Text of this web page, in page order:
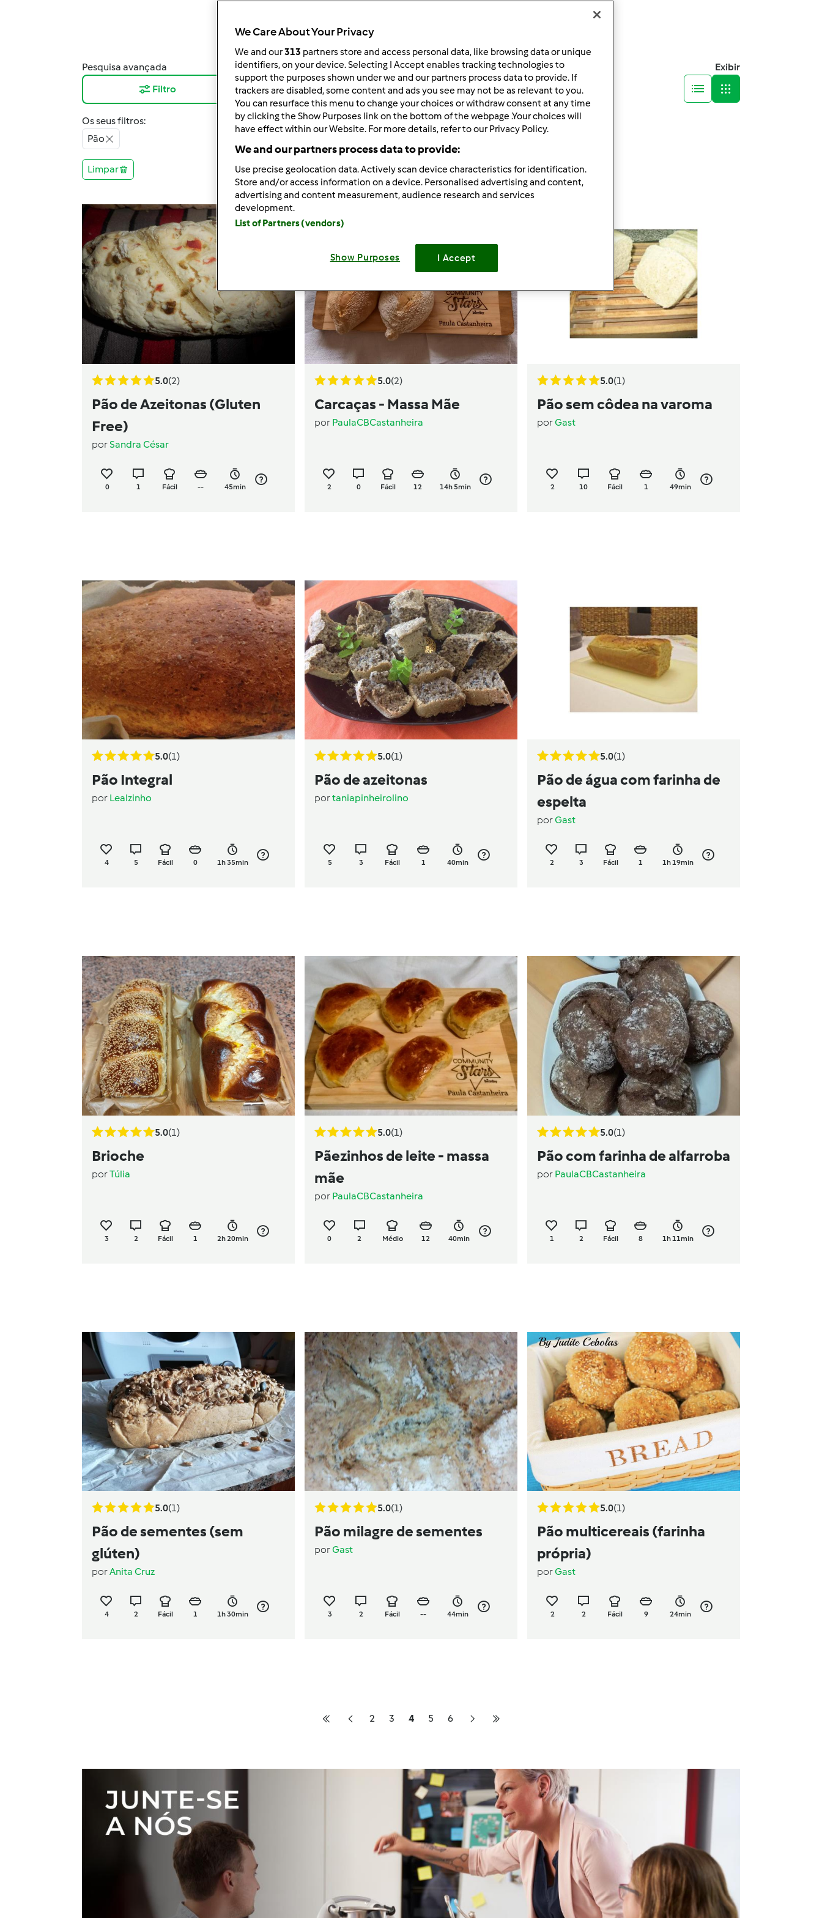
Pesquisa avançada
Filtro
Resultados por página:
12
Ordenar por:
Predefinido
Exibir
Os seus filtros:
Pão
Limpar
5.0(2)
Pão de Azeitonas (Gluten
Free)
porSandra César
0 1 Fácil -- 45min
5.0(2)
Carcaças - Massa Mãe
por PaulaCBCastanheira
2 0 Fácil 12 14h 5min
5.0(1)
Pão sem côdea na varoma
porGast
2 10 Fácil 1 49min
5.0(1)
Pão Integral
por Lealzinho
4 5 Fácil 0 1h 35min
5.0(1)
Pão de azeitonas
portaniapinheirolino
5 3 Fácil 1 40min
5.0(1)
Pão de água com farinha de
espelta
porGast
2 3 Fácil 1 1h 19min
5.0(1)
Brioche
porTúlia
3 2 Fácil 1 2h 20min
5.0(1)
Pãezinhos de leite - massa
mãe
por PaulaCBCastanheira
0 2 Médio 12 40min
5.0(1)
Pão com farinha de alfarroba
por PaulaCBCastanheira
1 2 Fácil 8 1h 11min
5.0(1)
Pão de sementes (sem
glúten)
porAnita Cruz
4 2 Fácil 1 1h 30min
5.0(1)
Pão milagre de sementes
porGast
3 2 Fácil -- 44min
5.0(1)
Pão multicereais (farinha
própria)
porGast
2 2 Fácil 9 24min
2 3 4 5 6
We Care About Your Privacy
We and our313 partners store and access personal data, like browsing data or unique
identifiers, on your device. Selecting I Accept enables tracking technologies to
support the purposes shown under we and our partners process data to provide. If
trackers are disabled, some content and ads you see may not be as relevant to you.
You can resurface this menu to change your choices or withdraw consent at any time
by clicking the Show Purposes link on the bottom of the webpage .Your choices will
have effect within our Website. For more details, refer to our Privacy Policy.
We and our partners process data to provide:
Use precise geolocation data. Actively scan device characteristics for identification.
Store and/or access information on a device. Personalised advertising and content,
advertising and content measurement, audience research and services
development.
List of Partners (vendors)
Show Purposes I Accept